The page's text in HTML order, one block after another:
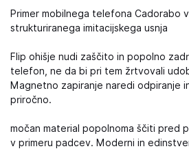
Primer mobilnega telefona Cadorabo
strukturiranega imitacijskega usnja
Flip ohišje nudi zaščito in popolno
telefon, ne da bi pri tem žrtvovali
Magnetno zapiranje naredi odpiranje
priročno.
močan material popolnoma ščiti pred
v primeru padcev. Moderni in